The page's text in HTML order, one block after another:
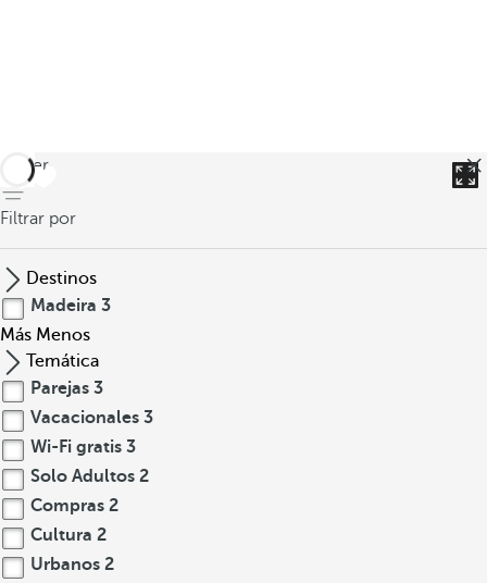
volver
Filtrar por
Destinos
Madeira 3
Más Menos
Temática
Parejas 3
Vacacionales 3
Wi-Fi gratis 3
Solo Adultos 2
Compras 2
Cultura 2
Urbanos 2